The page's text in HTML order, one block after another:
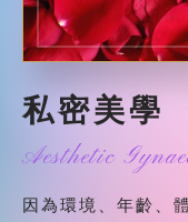
私密美學
Aesthetic
因為環境、年齡、